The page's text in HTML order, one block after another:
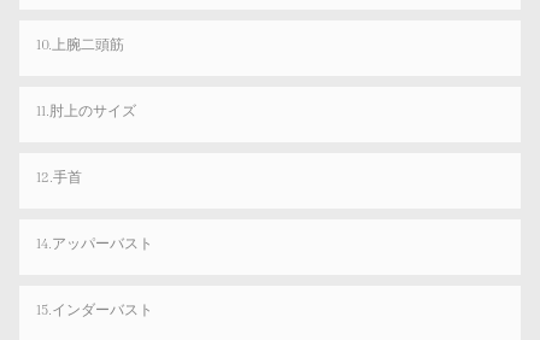
10.上腕二頭筋
11.肘上のサイズ
12.手首
14.アッパーバスト
15.インダーバスト